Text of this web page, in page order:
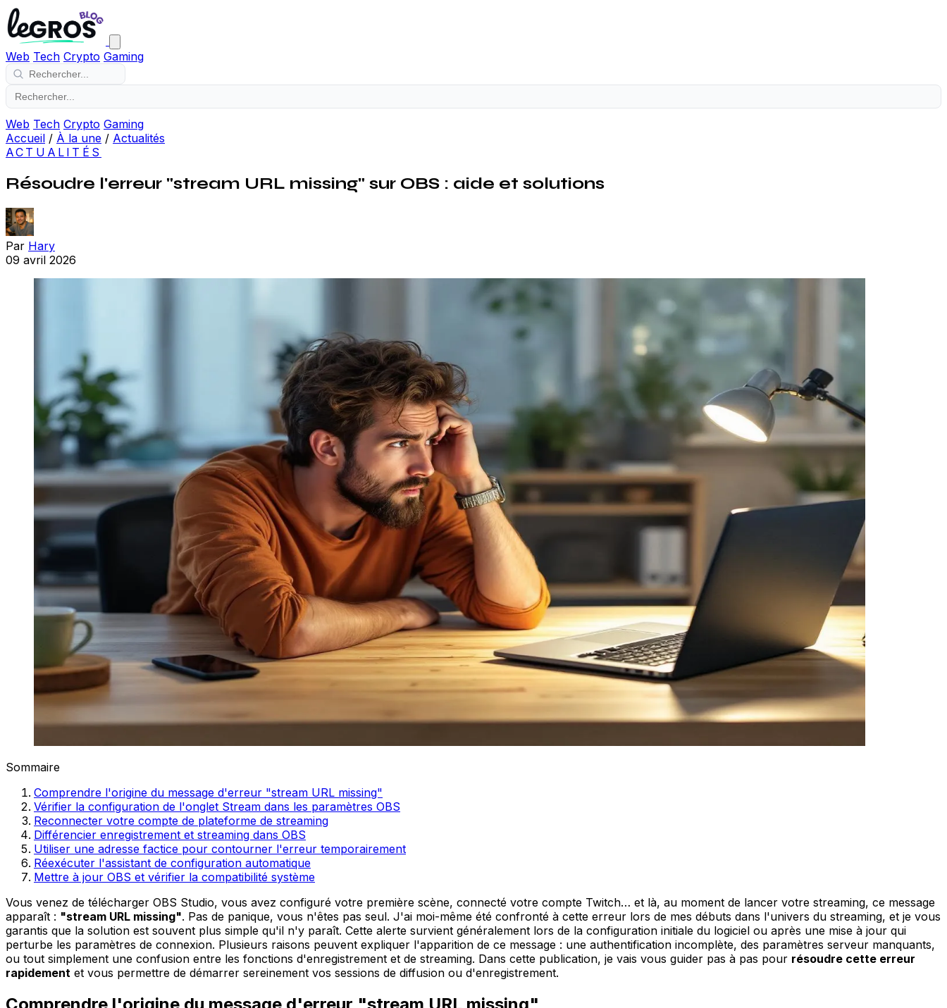
Web Tech Crypto Gaming
Web Tech Crypto Gaming
Accueil / À la une / Actualités
ACTUALITÉS
Résoudre l'erreur "stream URL missing" sur OBS : aide et solutions
Par Hary
09 avril 2026
Sommaire
Comprendre l'origine du message d'erreur "stream URL missing"
Vérifier la configuration de l'onglet Stream dans les paramètres OBS
Reconnecter votre compte de plateforme de streaming
Différencier enregistrement et streaming dans OBS
Utiliser une adresse factice pour contourner l'erreur temporairement
Réexécuter l'assistant de configuration automatique
Mettre à jour OBS et vérifier la compatibilité système
Vous venez de télécharger OBS Studio, vous avez configuré votre première scène, connecté votre compte Twitch… et là, au moment de lancer votre streaming, ce message
apparaît : "stream URL missing". Pas de panique, vous n'êtes pas seul. J'ai moi-même été confronté à cette erreur lors de mes débuts dans l'univers du streaming, et je vous
garantis que la solution est souvent plus simple qu'il n'y paraît. Cette alerte survient généralement lors de la configuration initiale du logiciel ou après une mise à jour qui
perturbe les paramètres de connexion. Plusieurs raisons peuvent expliquer l'apparition de ce message : une authentification incomplète, des paramètres serveur manquants,
ou tout simplement une confusion entre les fonctions d'enregistrement et de streaming. Dans cette publication, je vais vous guider pas à pas pour résoudre cette erreur
rapidement et vous permettre de démarrer sereinement vos sessions de diffusion ou d'enregistrement.